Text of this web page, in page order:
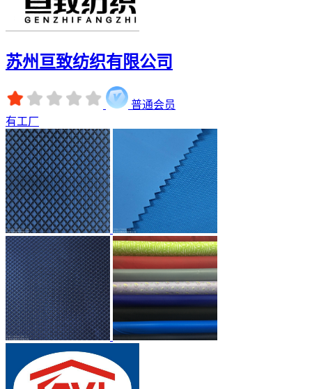
苏州亘致纺织有限公司
普通会员
有工厂